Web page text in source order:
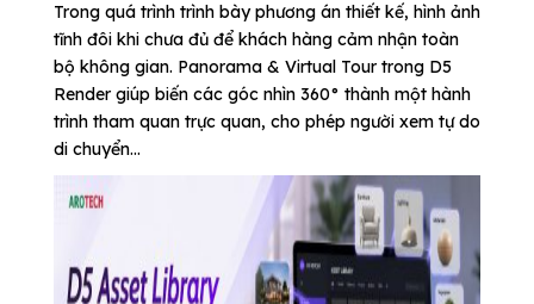
Trong quá trình trình bày phương án thiết kế, hình ảnh
tĩnh đôi khi chưa đủ để khách hàng cảm nhận toàn
bộ không gian. Panorama & Virtual Tour trong D5
Render giúp biến các góc nhìn 360° thành một hành
trình tham quan trực quan, cho phép người xem tự do
di chuyển...